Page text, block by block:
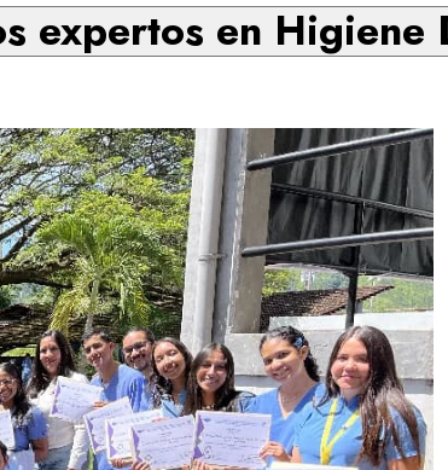
expertos en Higiene